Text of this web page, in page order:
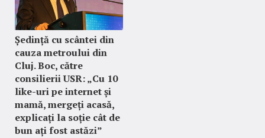
Ședință cu scântei din
cauza metroului din
Cluj. Boc, către
consilierii USR: „Cu 10
like-uri pe internet și
mamă, mergeți acasă,
explicați la soție cât de
bun ați fost astăzi”